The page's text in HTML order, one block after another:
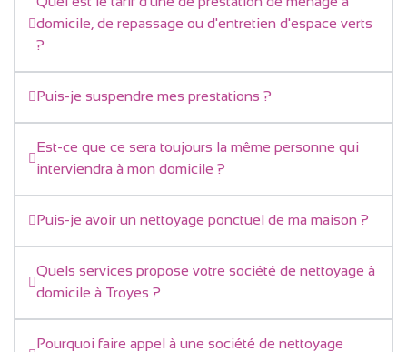
domicile, de repassage ou d'entretien d'espace verts
?
Puis-je suspendre mes prestations ?
Est-ce que ce sera toujours la même personne qui
interviendra à mon domicile ?
Puis-je avoir un nettoyage ponctuel de ma maison ?
Quels services propose votre société de nettoyage à
domicile à Troyes ?
Pourquoi faire appel à une société de nettoyage